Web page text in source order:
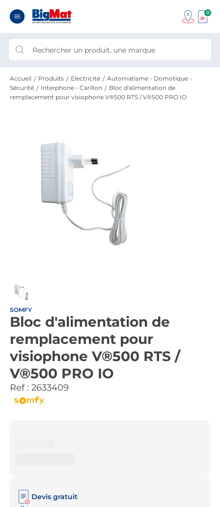
0
Accueil Produits Electricité
Automatisme - Domotique -
Sécurité
Interphone - Carillon
Bloc d'alimentation de
remplacement pour visiophone V®500 RTS / V®500 PRO IO
SOMFY
Bloc d'alimentation de
remplacement pour
visiophone V®500 RTS /
V®500 PRO IO
Ref : 2633409
Devis gratuit